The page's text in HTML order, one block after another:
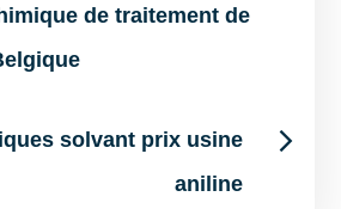
de traitement de
solvant prix usine
aniline